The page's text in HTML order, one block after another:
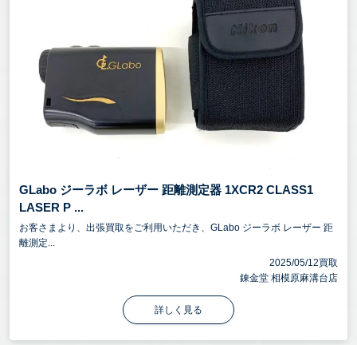
GLabo ジーラボ レーザー 距離測定器 1XCR2 CLASS1
LASER P ...
お客さまより、出張買取をご利用いただき、GLabo ジーラボ レーザー 距
離測定...
2025/05/12買取
錬金堂 相模原麻溝台店
詳しく見る